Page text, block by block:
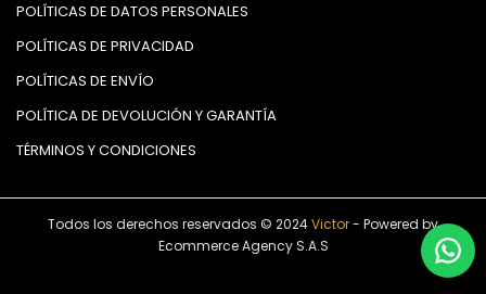
POLÍTICAS DE DATOS PERSONALES
POLÍTICAS DE PRIVACIDAD
POLÍTICAS DE ENVÍO
POLÍTICA DE DEVOLUCIÓN Y GARANTÍA
TÉRMINOS Y CONDICIONES
Todos los derechos reservados © 2024Victor- Powered by
Ecommerce Agency S.A.S